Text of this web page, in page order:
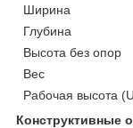
Ширина
Глубина
Высота без опор
Вес
Рабочая высота
Конструктивные